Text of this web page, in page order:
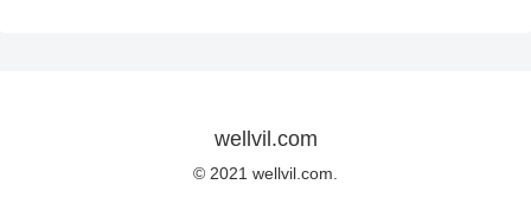
wellvil.com
© 2021 wellvil.com.